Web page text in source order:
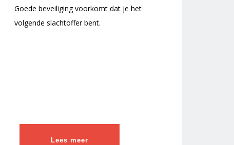
Goede beveiliging voorkomt dat je het
volgende slachtoffer bent.
Lees meer